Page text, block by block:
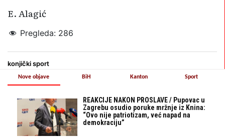
E. Alagić
Pregleda: 286
konjički sport
Nove objave
REAKCIJE NAKON PROSLAVE / Pupovac u
Zagrebu osudio poruke mržnje iz Knina:
“Ovo nije patriotizam, već napad na
demokraciju”
BiH Kanton Sport